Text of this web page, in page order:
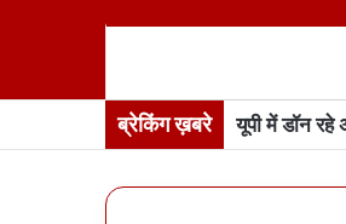
ब्रेकिंग ख़बरे यूपी में डॉन